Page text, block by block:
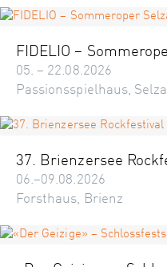
FIDELIO –
05. – 22.08.2026
Passionsspielhaus,
37. Brienzersee
06.–09.08.2026
Forsthaus, Brienz